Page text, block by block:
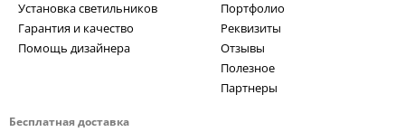
Бесплатная доставка
Установка светильников
Гарантия и качество
Помощь дизайнера
Портфолио
Реквизиты
Отзывы
Полезное
Партнеры